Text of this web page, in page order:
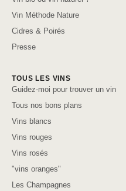
Vin Méthode Nature
Cidres & Poirés
Presse
TOUS LES VINS
Guidez-moi pour trouver un vin
Tous nos bons plans
Vins blancs
Vins rouges
Vins rosés
"vins oranges"
Les Champagnes